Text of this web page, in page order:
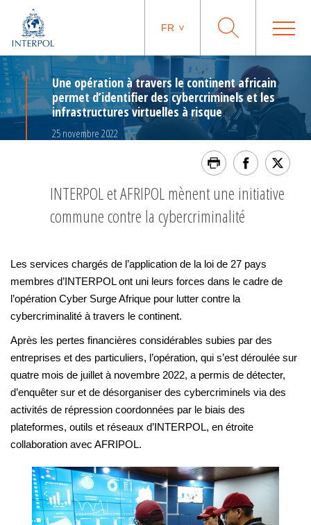
FR
Une opération à travers le continent africain
permet d’identifier des cybercriminels et les
infrastructures virtuelles à risque
25 novembre 2022
INTERPOL et AFRIPOL mènent une initiative
commune contre la cybercriminalité
Les services chargés de l’application de la loi de 27 pays
membres d’INTERPOL ont uni leurs forces dans le cadre de
l’opération Cyber Surge Afrique pour lutter contre la
cybercriminalité à travers le continent.
Après les pertes financières considérables subies par des
entreprises et des particuliers, l’opération, qui s’est déroulée sur
quatre mois de juillet à novembre 2022, a permis de détecter,
d’enquêter sur et de désorganiser des cybercriminels via des
activités de répression coordonnées par le biais des
plateformes, outils et réseaux d’INTERPOL, en étroite
collaboration avec AFRIPOL.